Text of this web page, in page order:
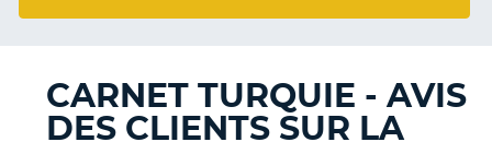
CARNET TURQUIE - AVIS
DES CLIENTS SUR LA